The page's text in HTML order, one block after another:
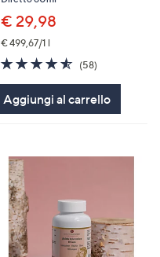
€ 29,98
€ 499,67/1 l
4.5
of
Stars
(58)58
Aggiungi al carrello